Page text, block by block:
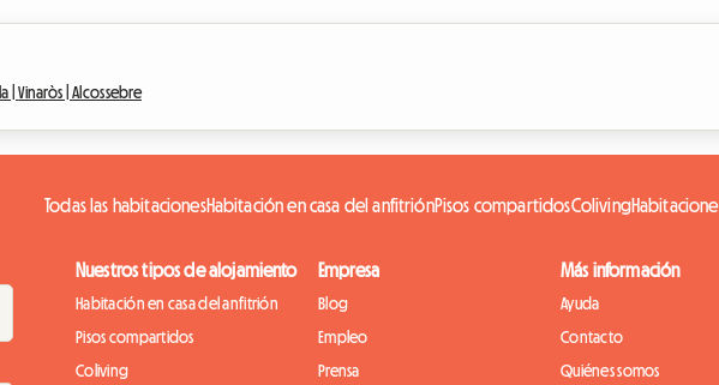
|Vinaròs |Alcossebre
Todas las habitacionesHabitación en casa del anfitriónPisos compartidosColiving
Nuestros tipos de alojamiento
Habitación en casa del anfitrión
Pisos compartidos
Coliving
Empresa
Blog
Empleo
Prensa
Más información
Ayuda
Contacto
Quiénes somos